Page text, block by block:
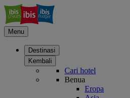
Menu
Destinasi
Kembali
Cari hotel
Benua
Eropa